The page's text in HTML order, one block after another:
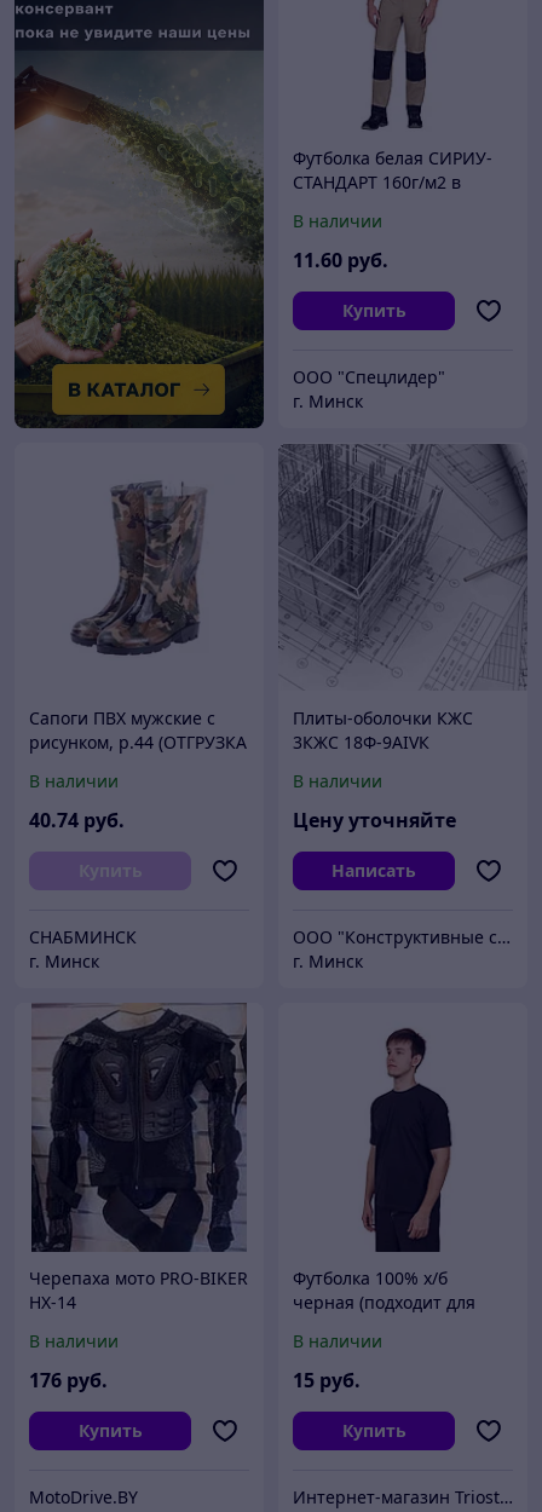
Футболка белая СИРИУ-
СТАНДАРТ 160г/м2 в
В наличии
11.60 руб.
Купить
ООО "Спецлидер"
г. Минск
Сапоги ПВХ мужские с
рисунком, р.44 (ОТГРУЗКА
ЭЛЕКТРОННЫМ
НАКЛАДНЫМ! р.44 с
рисунком) (Эра-Профи)
В наличии
40.74 руб.
Купить
СНАБМИНСК
г. Минск
Плиты-оболочки КЖС
3КЖС 18Ф-9АIVК
В наличии
Цену уточняйте
Написать
ООО "Конструктивные системы"
г. Минск
Черепаха мото PRO-BIKER
HX-14
В наличии
176 руб.
Купить
MotoDrive.BY
Футболка 100% х/б
черная (подходит для
колоний)
В наличии
15 руб.
Купить
Интернет-магазин Triostar.By